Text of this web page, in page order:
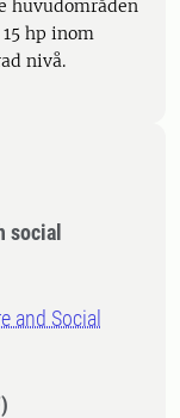
huvudområden
hp inom
nivå.
social
and Social